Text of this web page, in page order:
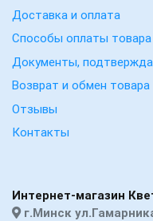
Доставка и оплата
Способы оплаты товара
Документы,
Возврат и обмен товара
Отзывы
Контакты
Интернет-магазин
г.Минск